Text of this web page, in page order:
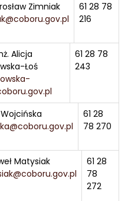
Zimniak
61 28 78
216
Alicja
Łoś
61 28 78
243
61 28
78 270
Matysiak
61 28
78
272